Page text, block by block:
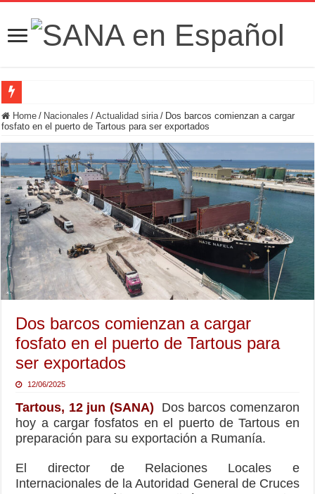
Fuerzas de Seguridad hallan fosa común con nueve cadáveres en la zona rural
Home / Nacionales / Actualidad siria / Dos barcos comienzan a cargar
fosfato en el puerto de Tartous para ser exportados
Dos barcos comienzan a cargar
fosfato en el puerto de Tartous para
ser exportados
12/06/2025
Tartous, 12 jun (SANA)
Dos barcos comenzaron
hoy a cargar fosfatos en el puerto de Tartous en
preparación para su exportación a Rumanía.
El director de Relaciones Locales e
Internacionales de la Autoridad General de Cruces